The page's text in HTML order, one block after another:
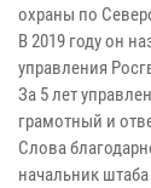
охраны по
В 2019 году он
управления
За 5 лет
грамотный и
Слова
начальник